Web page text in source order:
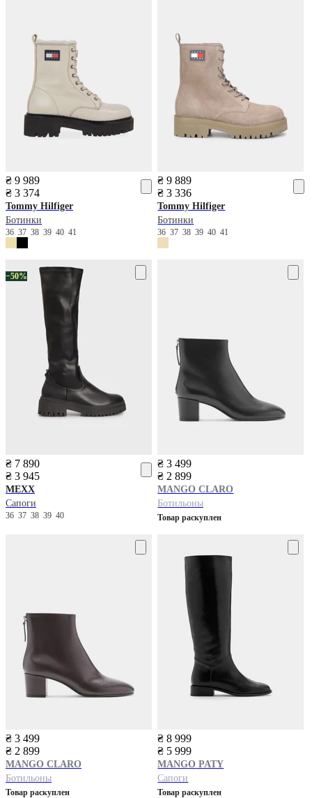
₴ 9 989
₴ 3 374
Tommy Hilfiger
Ботинки
36 37 38 39 40 41
₴ 9 889
₴ 3 336
Tommy Hilfiger
Ботинки
363738394041
−50%
₴ 7 890
₴ 3 945
MEXX
Сапоги
36 37 38 39 40
₴ 3 499
₴ 2 899
MANGO CLARO
Бoтильоны
Товар раскуплен
₴ 3 499
₴ 2 899
MANGO CLARO
Бoтильоны
Товар раскуплен
₴ 8 999
₴ 5 999
MANGO PATY
Сапоги
Товар раскуплен